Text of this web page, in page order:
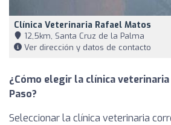
Clínica Veterinaria Rafael Matos
12,5km, Santa Cruz de la Palma
Ver dirección y datos de contacto
¿Cómo elegir la clínica veterinaria
Paso?
Seleccionar la clínica veterinaria